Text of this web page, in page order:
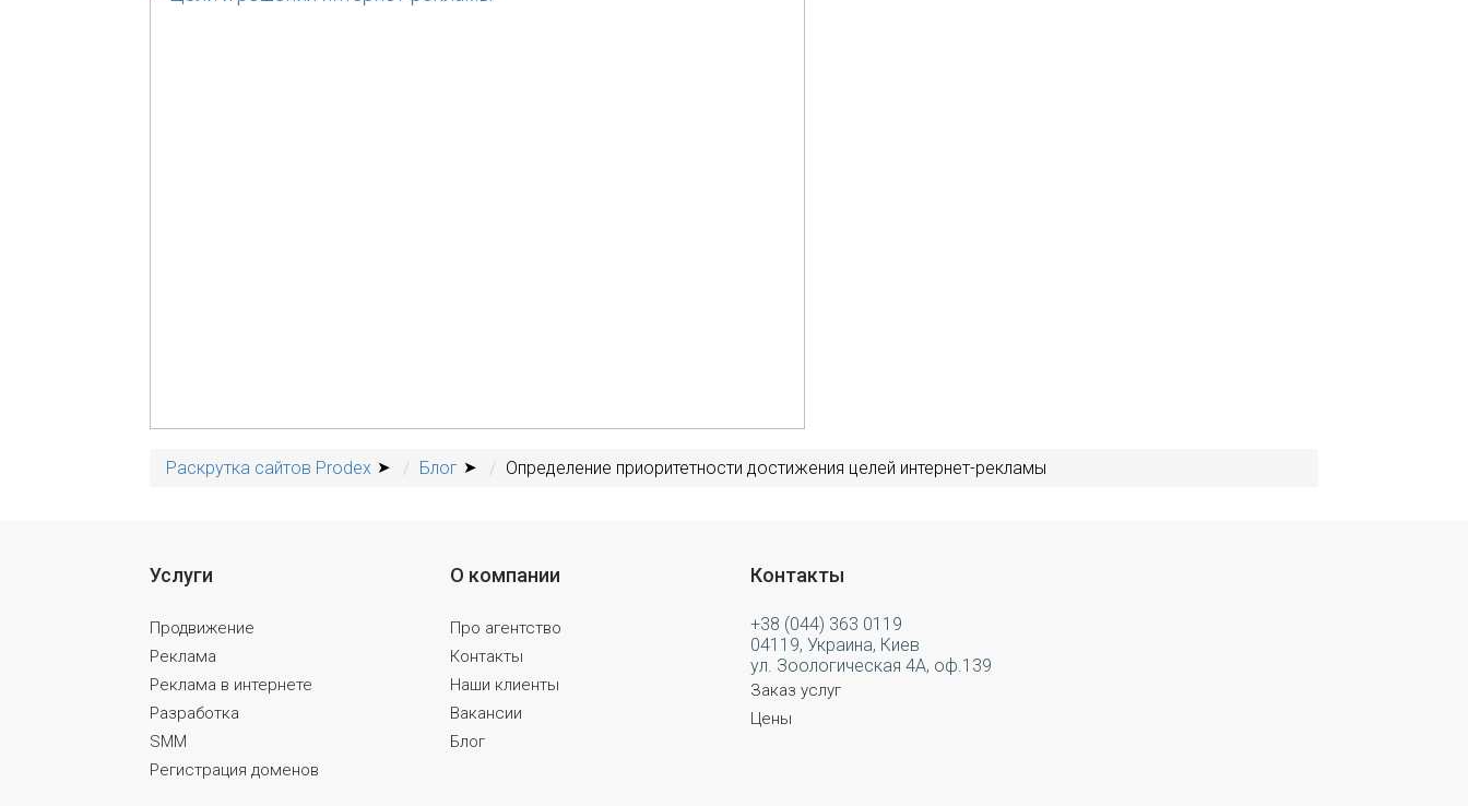
Раскрутка сайтов Prodex Блог Определение приоритетности достижения целей интернет-рекламы
Услуги
Продвижение
Реклама
Реклама в интернете
Разработка
SMM
Регистрация доменов
О компании
Про агентство
Контакты
Наши клиенты
Вакансии
Блог
Контакты
+38 (044) 363 0119
04119, Украина, Киев
ул. Зоологическая 4А, оф.139
Заказ услуг
Цены